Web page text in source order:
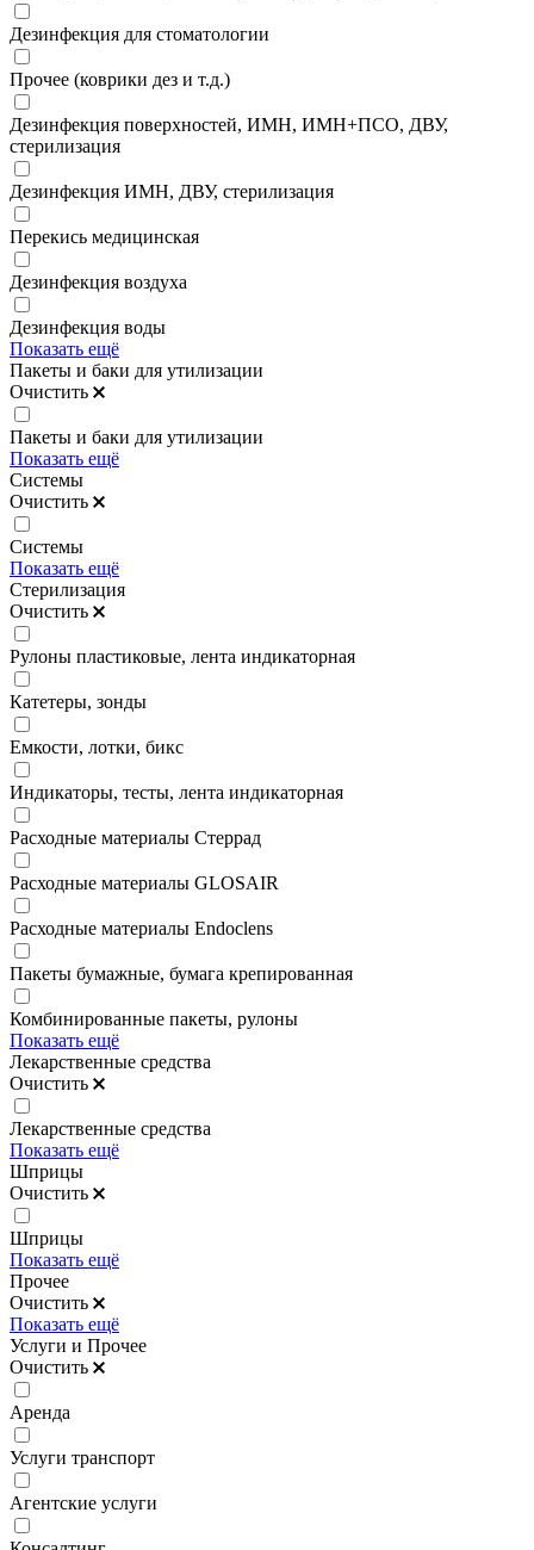
Дезинфекция для стоматологии
Прочее (коврики дез и т.д.)
Дезинфекция поверхностей, ИМН, ИМН+ПСО, ДВУ,
стерилизация
Дезинфекция ИМН, ДВУ, стерилизация
Перекись медицинская
Дезинфекция воздуха
Дезинфекция воды
Показать ещё
Пакеты и баки для утилизации
Очистить
Пакеты и баки для утилизации
Показать ещё
Системы
Очистить
Системы
Показать ещё
Стерилизация
Очистить
Рулоны пластиковые, лента индикаторная
Катетеры, зонды
Емкости, лотки, бикс
Индикаторы, тесты, лента индикаторная
Расходные материалы Стеррад
Расходные материалы GLOSAIR
Расходные материалы Endoclens
Пакеты бумажные, бумага крепированная
Комбинированные пакеты, рулоны
Показать ещё
Лекарственные средства
Очистить
Лекарственные средства
Показать ещё
Шприцы
Очистить
Шприцы
Показать ещё
Прочее
Очистить
Показать ещё
Услуги и Прочее
Очистить
Аренда
Услуги транспорт
Агентские услуги